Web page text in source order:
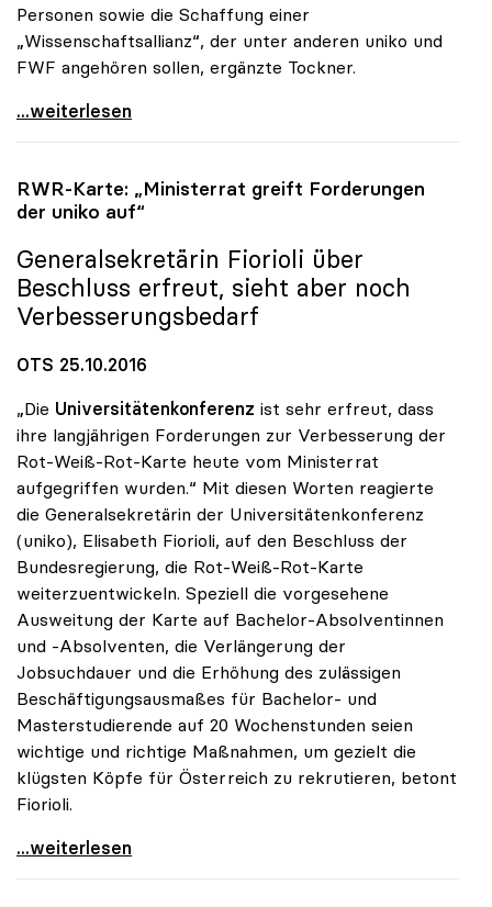
Personen sowie die Schaffung einer
„Wissenschaftsallianz“, der unter anderen uniko und
FWF angehören sollen, ergänzte Tockner.
uniko und FWF forcieren Exzellenzprogramm für
...weiterlesen
RWR-Karte: „Ministerrat greift Forderungen
der uniko auf“
Generalsekretärin Fiorioli über
Beschluss erfreut, sieht aber noch
Verbesserungsbedarf
OTS 25.10.2016
„Die Universitätenkonferenz ist sehr erfreut, dass
ihre langjährigen Forderungen zur Verbesserung der
Rot-Weiß-Rot-Karte heute vom Ministerrat
aufgegriffen wurden.“ Mit diesen Worten reagierte
die Generalsekretärin der Universitätenkonferenz
(uniko), Elisabeth Fiorioli, auf den Beschluss der
Bundesregierung, die Rot-Weiß-Rot-Karte
weiterzuentwickeln. Speziell die vorgesehene
Ausweitung der Karte auf Bachelor-Absolventinnen
und -Absolventen, die Verlängerung der
Jobsuchdauer und die Erhöhung des zulässigen
Beschäftigungsausmaßes für Bachelor- und
Masterstudierende auf 20 Wochenstunden seien
wichtige und richtige Maßnahmen, um gezielt die
klügsten Köpfe für Österreich zu rekrutieren, betont
Fiorioli.
RWR-Karte: „Ministerrat greift Forderungen der
...weiterlesen